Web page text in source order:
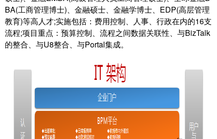
BA(工商管理博士)、金融硕士、金融学博士、EDP(高层管理
教育)等高人才;实施包括：费用控制、人事、行政在内的16支
流程;项目重点：预算控制、流程之间数据关联性、与BizTalk
的整合、与U8整合、与Portal集成。